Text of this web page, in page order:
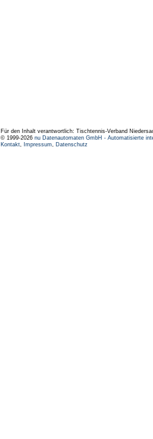
Für den Inhalt verantwortlich: Tischtennis-Verband
© 1999-2026 nu Datenautomaten GmbH - Automatisierte
Kontakt, Impressum, Datenschutz